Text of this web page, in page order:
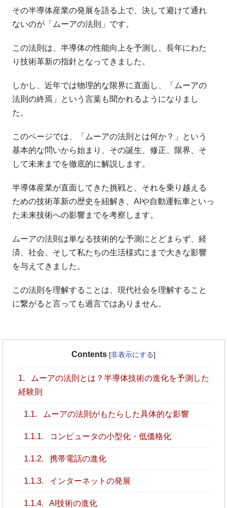
その半導体産業の発展を語る上で、決して避けて通れ
ないのが「ムーアの法則」です。
この法則は、半導体の性能向上を予測し、長年にわた
り技術革新の指針となってきました。
しかし、近年では物理的な限界に直面し、「ムーアの
法則の終焉」という言葉も聞かれるようになりまし
た。
このページでは、「ムーアの法則とは何か？」という
基本的な問いから始まり、その誕生、修正、限界、そ
して未来までを徹底的に解説します。
半導体産業が直面してきた挑戦と、それを乗り越える
ための技術革新の歴史を紐解き、AIや自動運転車といっ
た未来技術への影響までを考察します。
ムーアの法則は単なる技術的な予測にとどまらず、経
済、社会、そして私たちの生活様式にまで大きな影響
を与えてきました。
この法則を理解することは、現代社会を理解すること
に繋がると言っても過言ではありません。
Contents [非表示にする]
1.
ムーアの法則とは？半導体技術の進化を予測した
経験則
1.1. ムーアの法則がもたらした具体的な影響
1.1.1. コンピュータの小型化・低価格化
1.1.2. 携帯電話の進化
1.1.3. インターネットの発展
1.1.4. AI技術の進化